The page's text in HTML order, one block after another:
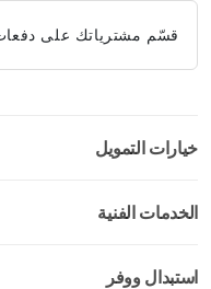
قسّم مشترياتك على
خيارات التمويل
الخدمات الفنية
استبدال ووفر